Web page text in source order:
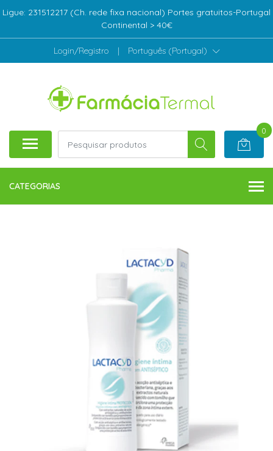
Ligue: 231512217 (Ch. rede fixa nacional) Portes gratuitos-Portugal
Continental > 40€
Login/Registro | Português (Portugal)
0
CATEGORIAS